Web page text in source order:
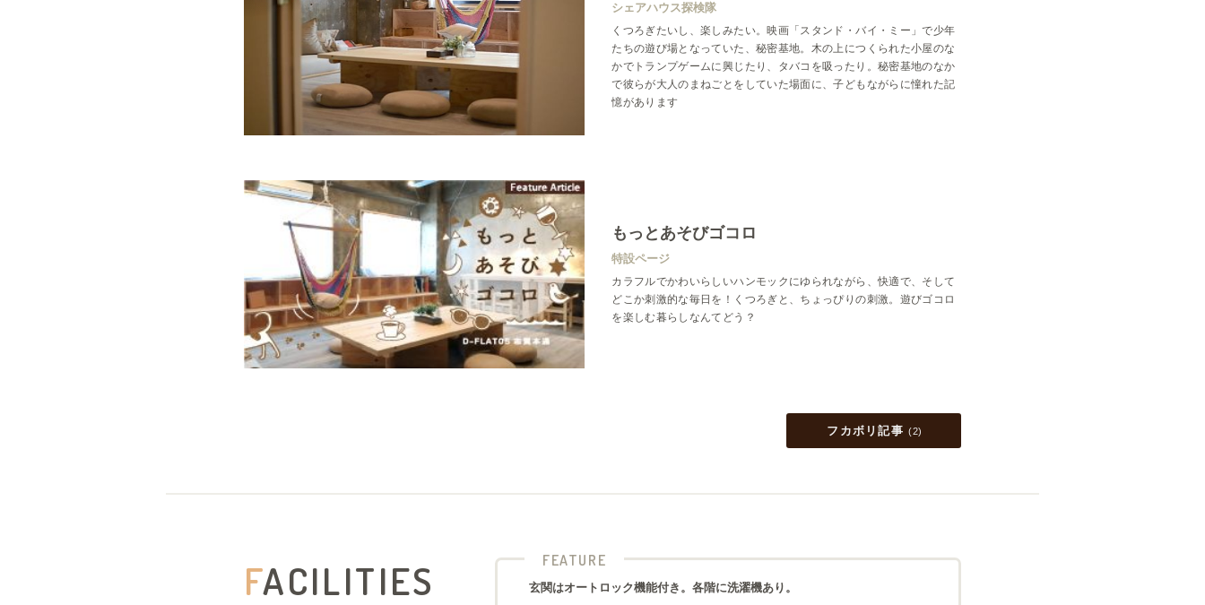
シェアハウス探検隊
くつろぎたいし、楽しみたい。映画「スタンド・バイ・ミー」で少年
たちの遊び場となっていた、秘密基地。木の上につくられた小屋のな
かでトランプゲームに興じたり、タバコを吸ったり。秘密基地のなか
で彼らが大人のまねごとをしていた場面に、子どもながらに憧れた記
憶があります
もっとあそびゴコロ
特設ページ
カラフルでかわいらしいハンモックにゆられながら、快適で、そして
どこか刺激的な毎日を！くつろぎと、ちょっぴりの刺激。遊びゴコロ
を楽しむ暮らしなんてどう？
フカボリ記事 (2)
FACILITIES FEATURE
玄関はオートロック機能付き。各階に洗濯機あり。